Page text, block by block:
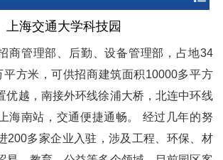
上海交通大学科技园
商管理部、后勤、设备管理部，占地34
方米，可供招商建筑面积10000多平方
优越，南接外环线徐浦大桥，北连中环线
海南站，交通便捷通畅。 经过几年的努
200多家企业入驻，涉及工程、环保、材